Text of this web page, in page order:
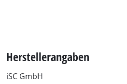
Herstellerangaben
iSC GmbH